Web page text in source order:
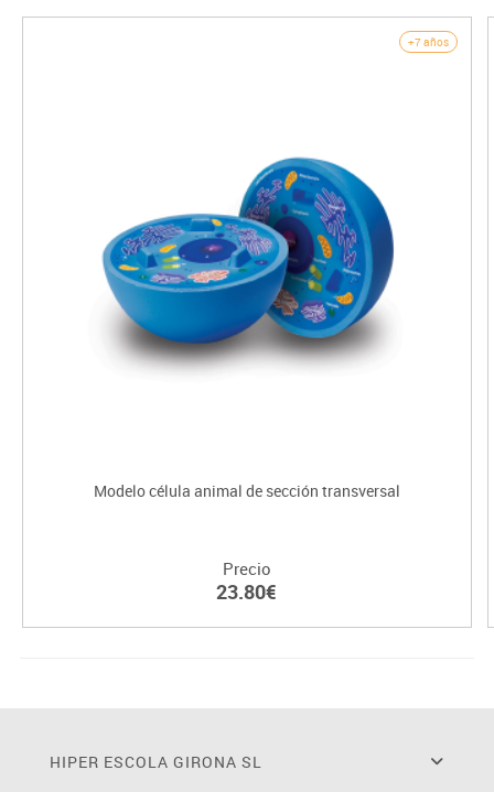
+7 años
Modelo célula animal de sección transversal
Precio
23.80€
HIPER ESCOLA GIRONA SL